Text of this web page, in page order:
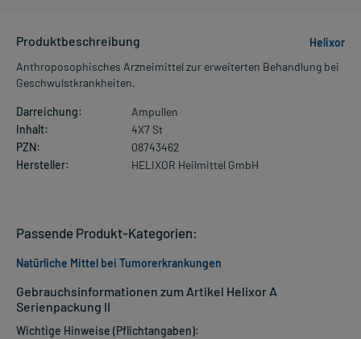
Produktbeschreibung
Helixor
Anthroposophisches Arzneimittel zur erweiterten Behandlung bei
Geschwulstkrankheiten.
Darreichung:
Ampullen
Inhalt:
4X7 St
PZN:
08743462
Hersteller:
HELIXOR Heilmittel GmbH
Gebrauchsinformationen zum Artikel Helixor A
Serienpackung II
Wichtige Hinweise (Pflichtangaben):
Passende Produkt-Kategorien:
Natürliche Mittel bei Tumorerkrankungen